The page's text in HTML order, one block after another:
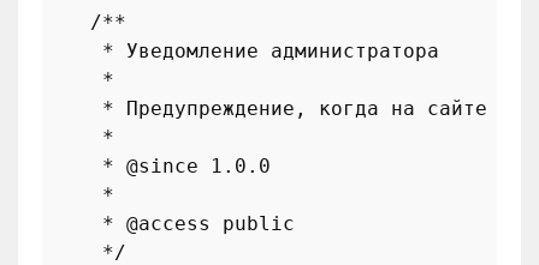
/**
     * Уведомление администратора
     *
* Предупреждение, когда на сайте не
     *
     *
@since 1.0.0
     *
     *
@access
public
     */